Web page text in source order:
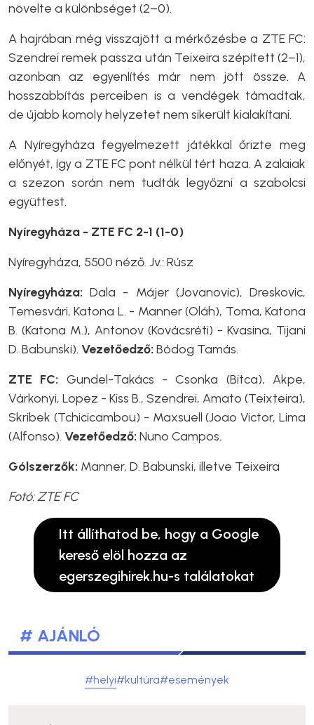
növelte a különbséget (2–0).
A hajrában még visszajött a mérkőzésbe a ZTE FC:
Szendrei remek passza után Teixeira szépített (2–1),
azonban az egyenlítés már nem jött össze. A
hosszabbítás perceiben is a vendégek támadtak,
de újabb komoly helyzetet nem sikerült kialakítani.
A Nyíregyháza fegyelmezett játékkal őrizte meg
előnyét, így a ZTE FC pont nélkül tért haza. A zalaiak
a szezon során nem tudták legyőzni a szabolcsi
együttest.
Nyíregyháza - ZTE FC 2-1 (1-0)
Nyíregyháza, 5500 néző. Jv.: Rúsz
Nyíregyháza:Dala - Májer (Jovanovic), Dreskovic,
Temesvári, Katona L. - Manner (Oláh), Toma, Katona
B. (Katona M.), Antonov (Kovácsréti) - Kvasina, Tijani
D. Babunski). Vezetőedző: Bódog Tamás.
ZTE FC: Gundel-Takács - Csonka (Bitca), Akpe,
Várkonyi, Lopez - Kiss B., Szendrei, Amato (Teixteira),
Skribek (Tchicicambou) - Maxsuell (Joao Victor, Lima
(Alfonso). Vezetőedző: Nuno Campos.
Gólszerzők: Manner, D. Babunski, illetve Teixeira
Fotó: ZTE FC
Itt állíthatod be, hogy a Google
kereső elöl hozza az
egerszegihirek.hu-s találatokat
# AJÁNLÓ
#helyi#kultúra#események